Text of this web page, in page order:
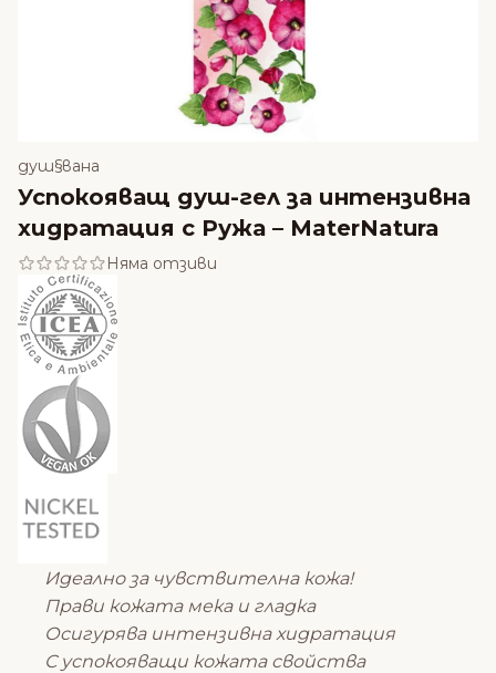
душ§вана
Успокояващ душ-гел за интензивна
хидратация с Ружа – MaterNatura
Няма отзиви
Идеално за чувствителна кожа!
Прави кожата мека и гладка
Осигурява интензивна хидратация
С успокояващи кожата свойства